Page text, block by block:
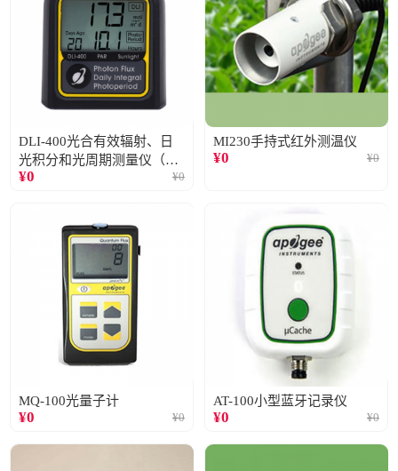
DLI-400光合有效辐射、日
光积分和光周期测量仪（仅
阳光）
¥0 ¥0
MI230手持式红外测温仪
¥0 ¥0
MQ-100光量子计
¥0 ¥0
AT-100小型蓝牙记录仪
¥0 ¥0